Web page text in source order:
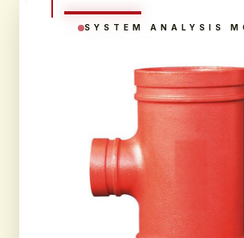
SYSTEM ANALYSIS